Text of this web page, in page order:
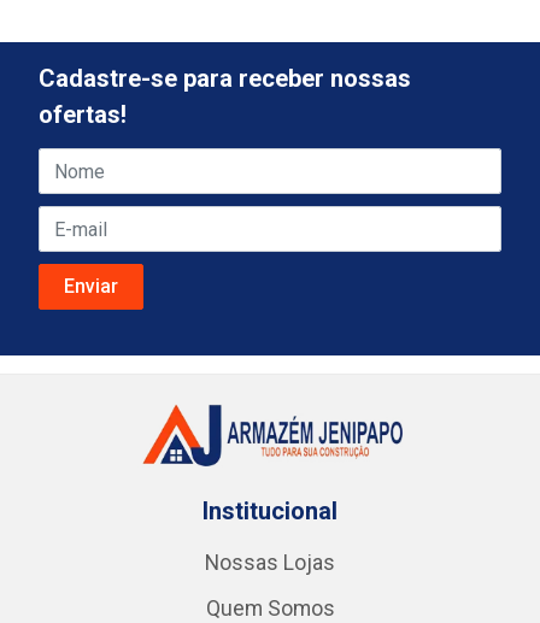
Cadastre-se para receber nossas
ofertas!
Institucional
Nossas Lojas
Quem Somos